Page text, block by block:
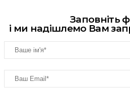
Заповніть
і ми надішлемо Вам